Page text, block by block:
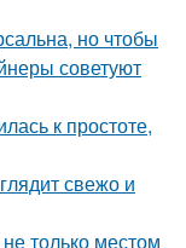
но чтобы
советуют
к простоте,
свежо и
только местом